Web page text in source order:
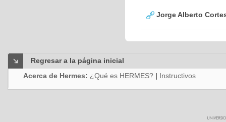
Jorge Alberto
Regresar a la página inicial
Acerca de Hermes: ¿Qué es HERMES? | Instructivos